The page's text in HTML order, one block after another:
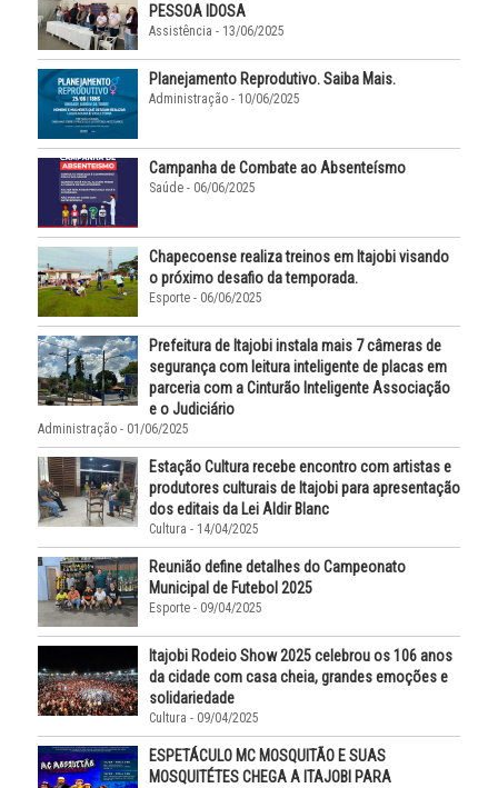
PESSOA IDOSA
Assistência - 13/06/2025
Planejamento Reprodutivo. Saiba Mais.
Administração - 10/06/2025
Campanha de Combate ao Absenteísmo
Saúde - 06/06/2025
Chapecoense realiza treinos em Itajobi visando
o próximo desafio da temporada.
Esporte - 06/06/2025
Prefeitura de Itajobi instala mais 7 câmeras de
segurança com leitura inteligente de placas em
parceria com a Cinturão Inteligente Associação
e o Judiciário
Administração - 01/06/2025
Estação Cultura recebe encontro com artistas e
produtores culturais de Itajobi para apresentação
dos editais da Lei Aldir Blanc
Cultura - 14/04/2025
Reunião define detalhes do Campeonato
Municipal de Futebol 2025
Esporte - 09/04/2025
Itajobi Rodeio Show 2025 celebrou os 106 anos
da cidade com casa cheia, grandes emoções e
solidariedade
Cultura - 09/04/2025
ESPETÁCULO MC MOSQUITÃO E SUAS
MOSQUITÉTES CHEGA A ITAJOBI PARA